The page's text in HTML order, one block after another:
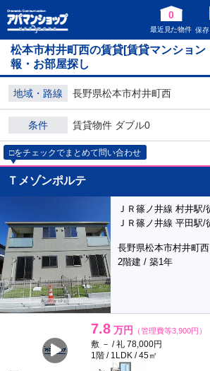
0
最近見た物件 保
松本市村井町西の賃貸[賃貸マンション
報・お部屋探し
地域・路線 長野県松本市村井町西
条件 賃貸物件 ダブル0
□をチェックでまとめて問い合わせ
Ｔメゾンポルテ
ＪＲ篠ノ井線 村井駅/
ＪＲ篠ノ井線 平田駅/
長野県松本市村井町西
2階建 / 築1年
7.8 万円 （管理費等3,900円）
敷 － / 礼 78,000円
1階 / 1LDK / 45㎡